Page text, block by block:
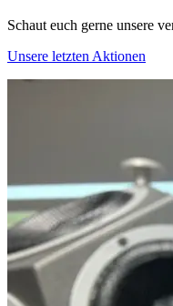
Schaut euch gerne unsere
Unsere letzten Aktionen